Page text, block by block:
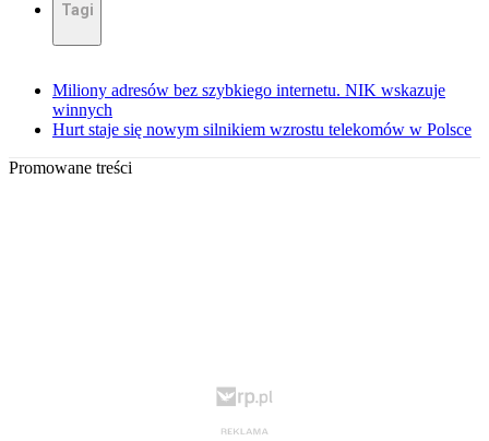
Tagi
Miliony adresów bez szybkiego internetu. NIK wskazuje
winnych
Hurt staje się nowym silnikiem wzrostu telekomów w Polsce
Promowane treści